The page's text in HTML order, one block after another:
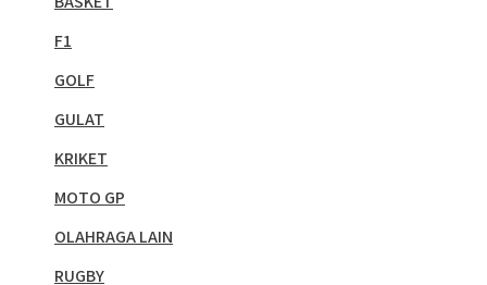
F1
GOLF
GULAT
KRIKET
MOTO GP
OLAHRAGA LAIN
RUGBY